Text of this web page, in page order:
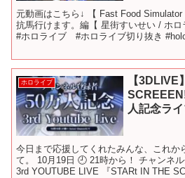
元動画はこちら↓ 【 Fast Food
抗馬行けます。編【 星街すいせい / ホ
#ホロライブ #ホロライブ切り抜き
ホロライブ
【3DLIVE
人記念ライ
今日まで応援してくれたみんな、これか
て。 10月19日 🕘 21時から！ チャンネ
3rd YOUTUBE LIVE 『STARt IN THE